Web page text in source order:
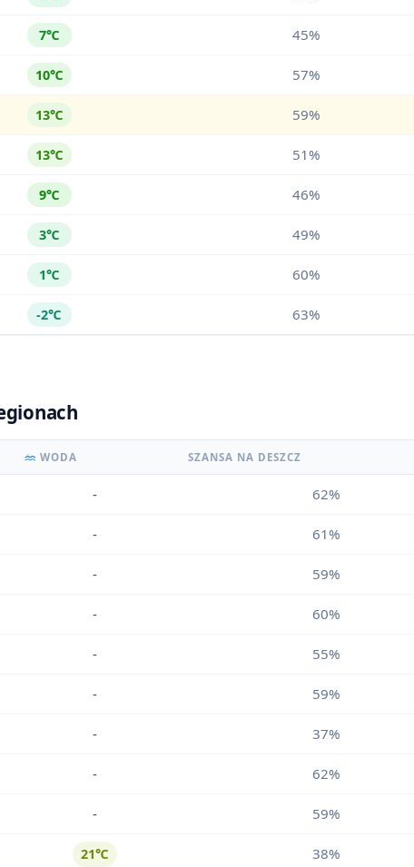
7℃ 45%
10℃ 57%
13℃ 59%
13℃ 51%
9℃ 46%
3℃ 49%
1℃ 60%
-2℃ 63%
WODA SZANSA NA DESZCZ
- 62%
- 61%
- 59%
- 60%
- 55%
- 59%
- 37%
- 62%
- 59%
21℃ 38%